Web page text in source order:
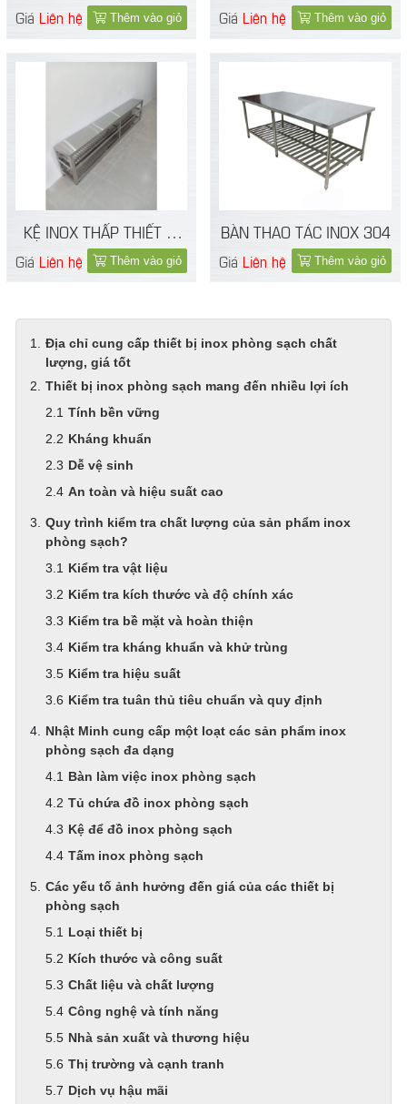
Giá Liên hệ Thêm vào giỏ
PHÒNG SẠCH
Giá Liên hệ Thêm vào giỏ
KỆ INOX THẤP THIẾT BỊ
PHÒNG SẠCH
Giá Liên hệ Thêm vào giỏ
BÀN THAO TÁC INOX 304
Giá Liên hệ Thêm vào giỏ
Địa chỉ cung cấp thiết bị inox phòng sạch chất
lượng, giá tốt
Thiết bị inox phòng sạch mang đến nhiều lợi ích
Tính bền vững
Kháng khuẩn
Dễ vệ sinh
An toàn và hiệu suất cao
Quy trình kiểm tra chất lượng của sản phẩm inox
phòng sạch?
Kiểm tra vật liệu
Kiểm tra kích thước và độ chính xác
Kiểm tra bề mặt và hoàn thiện
Kiểm tra kháng khuẩn và khử trùng
Kiểm tra hiệu suất
Kiểm tra tuân thủ tiêu chuẩn và quy định
Nhật Minh cung cấp một loạt các sản phẩm inox
phòng sạch đa dạng
Bàn làm việc inox phòng sạch
Tủ chứa đồ inox phòng sạch
Kệ để đồ inox phòng sạch
Tấm inox phòng sạch
Các yếu tố ảnh hưởng đến giá của các thiết bị
phòng sạch
Loại thiết bị
Kích thước và công suất
Chất liệu và chất lượng
Công nghệ và tính năng
Nhà sản xuất và thương hiệu
Thị trường và cạnh tranh
Dịch vụ hậu mãi